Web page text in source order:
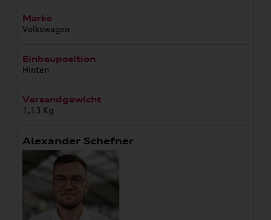
Marke
Volkswagen
Einbauposition
Hinten
Versandgewicht
1,13 Kg
Alexander Schefner